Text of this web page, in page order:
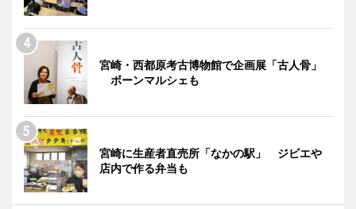
宮崎・西都原考古博物館で企画展「古人骨」
ボーンマルシェも
宮崎に生産者直売所「なかの駅」 ジビエや
店内で作る弁当も